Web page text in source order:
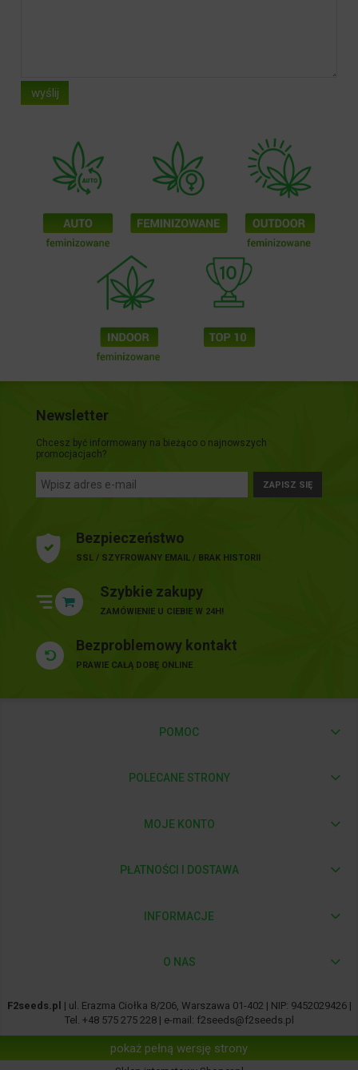
wyślij
Newsletter
Chcesz być informowany na bieżąco o najnowszych
promocjacjach?
ZAPISZ SIĘ
Bezpieczeństwo
SSL / SZYFROWANY EMAIL / BRAK HISTORII
Szybkie zakupy
ZAMÓWIENIE U CIEBIE W 24H!
Bezproblemowy kontakt
PRAWIE CAŁĄ DOBĘ ONLINE
POMOC
POLECANE STRONY
MOJE KONTO
PŁATNOŚCI I DOSTAWA
INFORMACJE
O NAS
F2seeds.pl | ul. Erazma Ciołka 8/206, Warszawa 01-402 | NIP: 9452029426 |
Tel. +48 575 275 228| e-mail: f2seeds@f2seeds.pl
pokaż pełną wersję strony